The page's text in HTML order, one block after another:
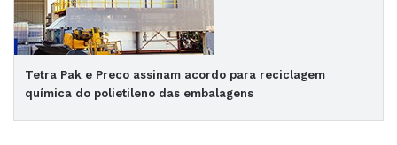
Tetra Pak e Preco assinam acordo para reciclagem
química do polietileno das embalagens